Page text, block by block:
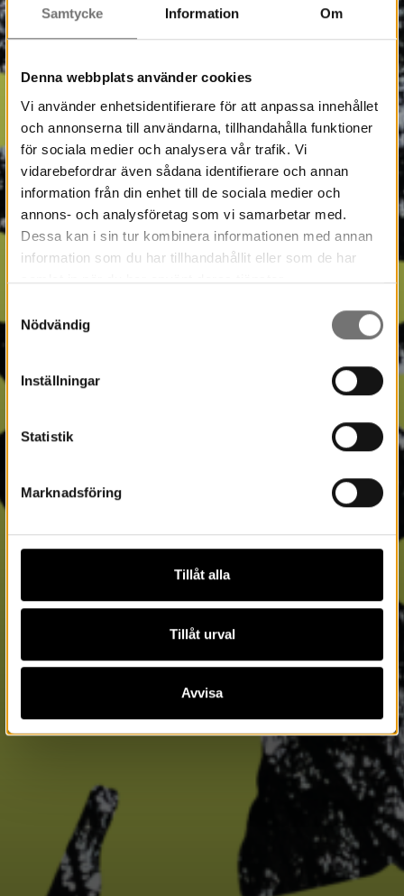
Samtycke Information Om
Denna webbplats använder cookies
Vi använder enhetsidentifierare för att anpassa innehållet
och annonserna till användarna, tillhandahålla funktioner
för sociala medier och analysera vår trafik. Vi
vidarebefordrar även sådana identifierare och annan
information från din enhet till de sociala medier och
annons- och analysföretag som vi samarbetar med.
Dessa kan i sin tur kombinera informationen med annan
information som du har tillhandahållit eller som de har
samlat in när du har använt deras tjänster.
Nödvändig
Inställningar
Statistik
Marknadsföring
Tillåt alla
Tillåt urval
Avvisa